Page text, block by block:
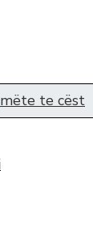
mëte te cëst